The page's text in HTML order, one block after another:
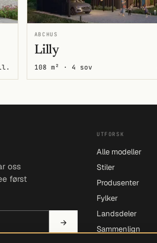
ABCHUS
Lilly
108 m² · 4 sov
oss
først
→
UTFORSK
Alle modeller
Stiler
Produsenter
Fylker
Landsdeler
Sammenlign